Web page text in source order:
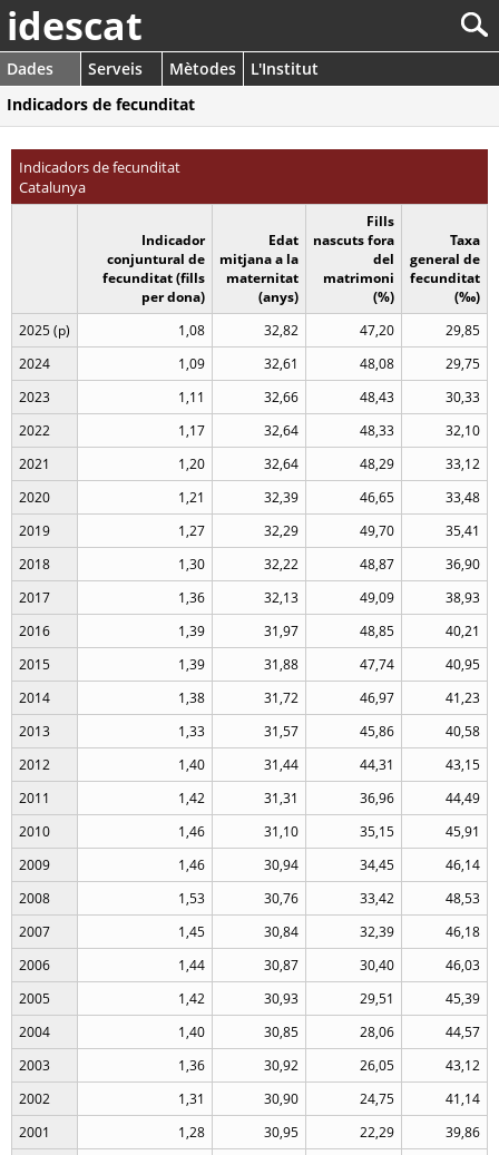
idescat
Dades Serveis Mètodes
L'Institut
Indicadors de fecunditat
Indicadors de fecunditat
Catalunya
Indicador
conjuntural de
fecunditat (fills
per dona)
Edat
mitjana a la
maternitat
(anys)
Fills
nascuts fora
del
matrimoni
(%)
Taxa
general de
fecunditat
(‰)
2025 (p)
1,08 32,82 47,20
29,85
2024
1,09 32,61 48,08
29,75
2023
1,11 32,66 48,43
30,33
2022
1,17 32,64 48,33
32,10
2021
1,20 32,64 48,29
33,12
2020
1,21 32,39 46,65
33,48
2019
1,27 32,29 49,70
35,41
2018
1,30 32,22 48,87
36,90
2017
1,36 32,13 49,09
38,93
2016
1,39 31,97 48,85
40,21
2015
1,39 31,88 47,74
40,95
2014
1,38 31,72 46,97
41,23
2013
1,33 31,57 45,86
40,58
2012
1,40 31,44 44,31
43,15
2011
1,42 31,31 36,96
44,49
2010
1,46 31,10 35,15
45,91
2009
1,46 30,94 34,45
46,14
2008
1,53 30,76 33,42
48,53
2007
1,45 30,84 32,39
46,18
2006
1,44 30,87 30,40
46,03
2005
1,42 30,93 29,51
45,39
2004
1,40 30,85 28,06
44,57
2003
1,36 30,92 26,05
43,12
2002
1,31 30,90 24,75
41,14
2001
1,28 30,95 22,29
39,86